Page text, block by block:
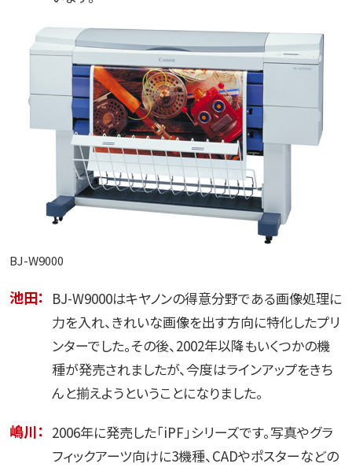
BJ-W9000
池田： BJ-W9000はキヤノンの得意分野である画像処理に
力を入れ、きれいな画像を出す方向に特化したプリ
ンターでした。その後、2002年以降もいくつかの機
種が発売されましたが、今度はラインアップをきち
んと揃えようということになりました。
嶋川： 2006年に発売した「iPF」シリーズです。写真やグラ
フィックアーツ向けに3機種、CADやポスターなどの